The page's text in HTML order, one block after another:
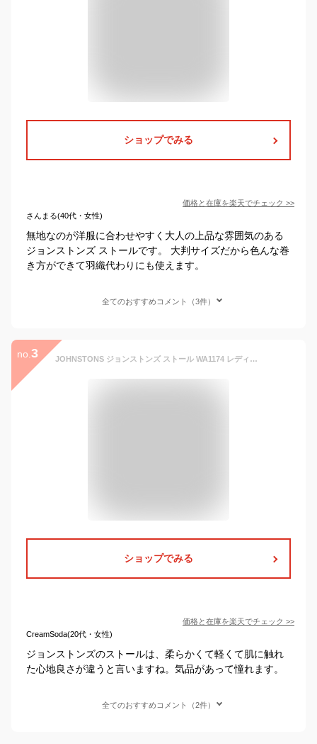
ショップでみる
価格と在庫を楽天でチェック >>
さんまる(40代・女性)
無地なのが洋服に合わせやすく大人の上品な雰囲気のある
ジョンストンズ ストールです。 大判サイズだから色んな巻
き方ができて羽織代わりにも使えます。
全てのおすすめコメント（3件）
no. 3 JOHNSTONS ジョンストンズ ストール WA1174 レディース ライトウェイト カシミヤ 大判 ガーゼショール チェック柄 カラー10色 【po_fivee】
ショップでみる
価格と在庫を楽天でチェック >>
CreamSoda(20代・女性)
ジョンストンズのストールは、柔らかくて軽くて肌に触れ
た心地良さが違うと言いますね。気品があって憧れます。
全てのおすすめコメント（2件）